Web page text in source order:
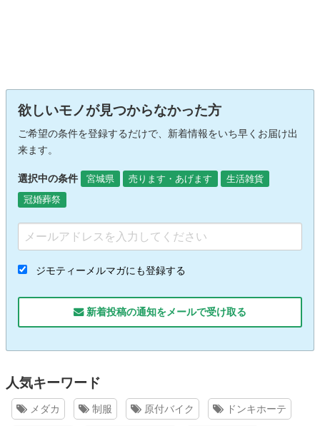
欲しいモノが見つからなかった方
ご希望の条件を登録するだけで、新着情報をいち早くお届け出
来ます。
選択中の条件 宮城県 売ります・あげます
生活雑貨
冠婚葬祭
ジモティーメルマガにも登録する
新着投稿の通知をメールで受け取る
人気キーワード
メダカ 制服 原付バイク ドンキホーテ